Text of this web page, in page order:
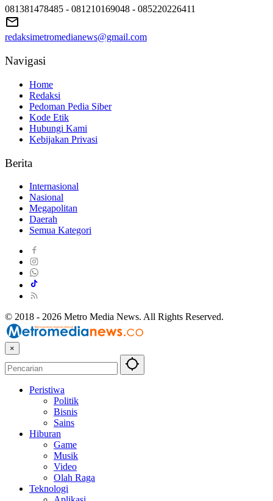
081381478485 - 081210169048 - 085220226411
redaksimetromedianews@gmail.com
Navigasi
Home
Redaksi
Pedoman Pedia Siber
Kode Etik
Hubungi Kami
Kebijakan Privasi
Berita
Internasional
Nasional
Megapolitan
Daerah
Semua Kategori
© 2018 - 2026 Metro Media News. All Rights Reserved.
×
Peristiwa
Politik
Bisnis
Sains
Hiburan
Game
Musik
Video
Olah Raga
Teknologi